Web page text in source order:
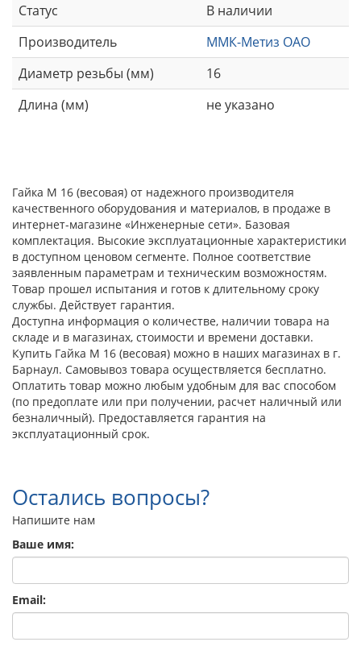
Статус
В наличии
Производитель
ММК-Метиз ОАО
Диаметр резьбы (мм)
16
Длина (мм)
не указано
Гайка М 16 (весовая) от надежного производителя
качественного оборудования и материалов, в продаже в
интернет-магазине «Инженерные сети». Базовая
комплектация. Высокие эксплуатационные характеристики
в доступном ценовом сегменте. Полное соответствие
заявленным параметрам и техническим возможностям.
Товар прошел испытания и готов к длительному сроку
службы. Действует гарантия.
Доступна информация о количестве, наличии товара на
складе и в магазинах, стоимости и времени доставки.
Купить Гайка М 16 (весовая) можно в наших магазинах в г.
Барнаул. Самовывоз товара осуществляется бесплатно.
Оплатить товар можно любым удобным для вас способом
(по предоплате или при получении, расчет наличный или
безналичный). Предоставляется гарантия на
эксплуатационный срок.
Остались вопросы?
Напишите нам
Ваше имя:
Email: